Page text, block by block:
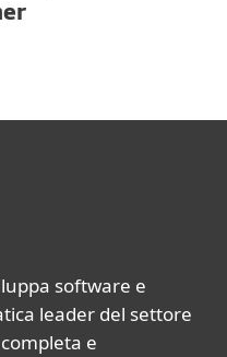
software e
leader del settore
e